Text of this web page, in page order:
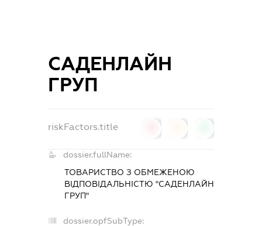
САДЕНЛАЙН
ГРУП
riskFactors.title
dossier.fullName:
ТОВАРИСТВО З ОБМЕЖЕНОЮ
ВІДПОВІДАЛЬНІСТЮ "САДЕНЛАЙН
ГРУП"
dossier.opfSubType: